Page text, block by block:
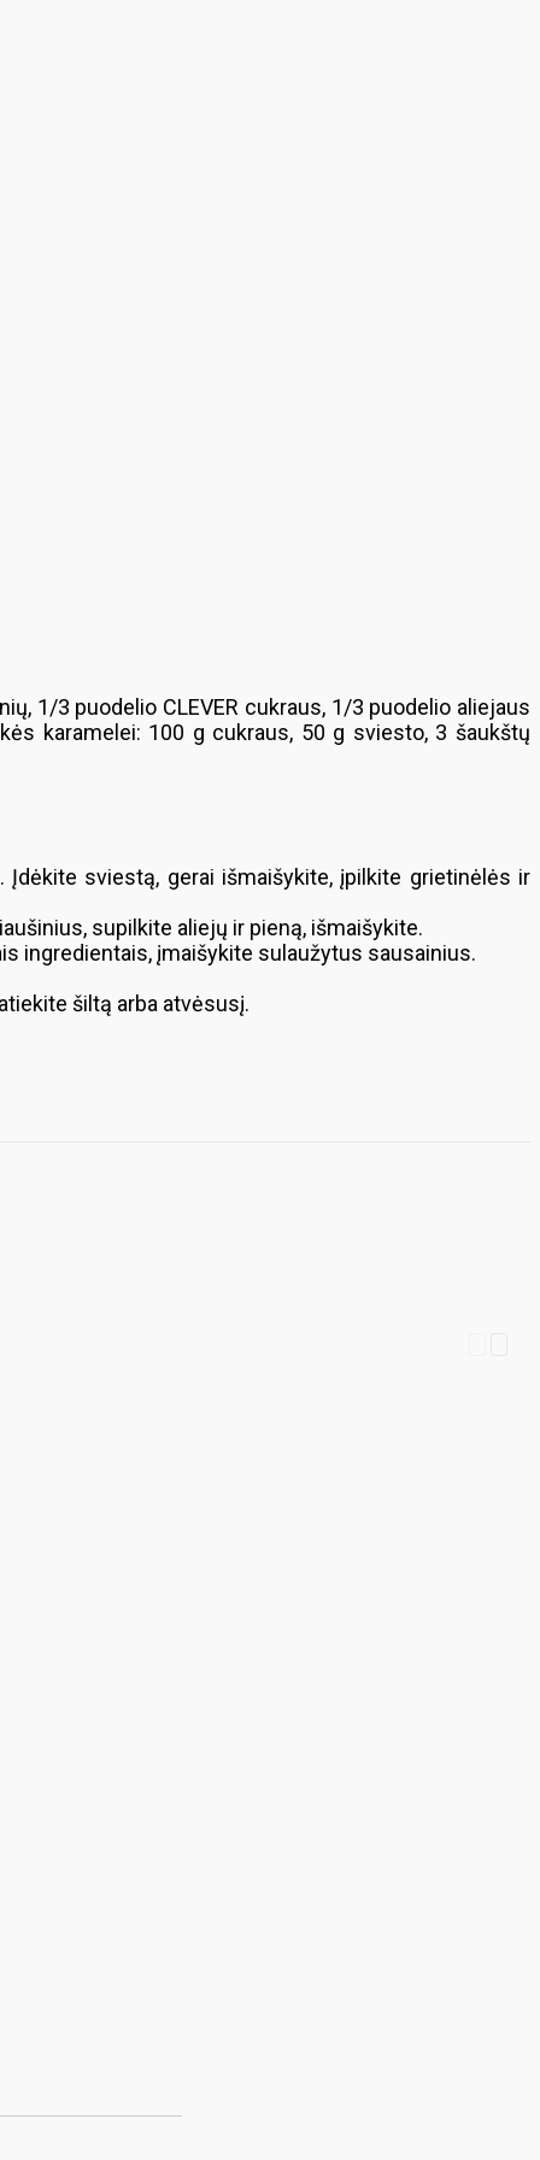
1/3 puodelio CLEVER cukraus, 1/3 puodelio aliejaus
karamelei: 100 g cukraus, 50 g sviesto, 3 šaukštų
sviestą, gerai išmaišykite, įpilkite grietinėlės ir
supilkite aliejų ir pieną, išmaišykite.
ingredientais, įmaišykite sulaužytus sausainius.
šiltą arba atvėsusį.